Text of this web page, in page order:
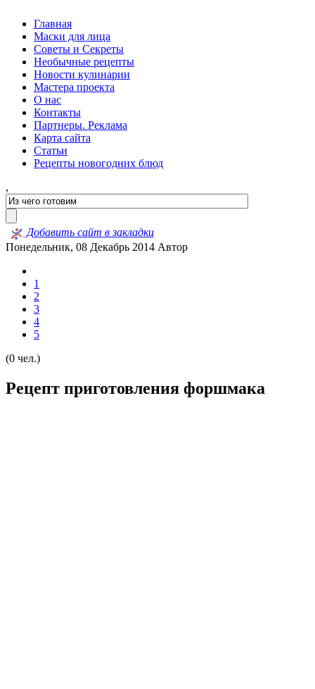
Главная
Маски для лица
Советы и Секреты
Необычные рецепты
Новости кулинарии
Мастера проекта
О нас
Контакты
Партнеры. Реклама
Карта сайта
Статьи
Рецепты новогодних блюд
,
Добавить сайт в закладки
Понедельник, 08 Декабрь 2014 Автор
1
2
3
4
5
(0 чел.)
Рецепт приготовления форшмака